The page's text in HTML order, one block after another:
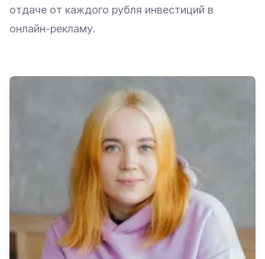
отдаче от каждого рубля инвестиций в
онлайн-рекламу.